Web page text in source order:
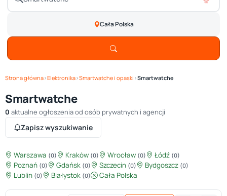
Cała Polska
Strona główna›Elektronika›Smartwatche i opaski ›Smartwatche
Smartwatche
0 aktualne ogłoszenia od osób prywatnych i agencji
Zapisz wyszukiwanie
Warszawa (0) Kraków (0) Wrocław (0) Łódź (0)
Poznań (0) Gdańsk (0) Szczecin (0) Bydgoszcz (0)
Lublin (0) Białystok (0) Cała Polska